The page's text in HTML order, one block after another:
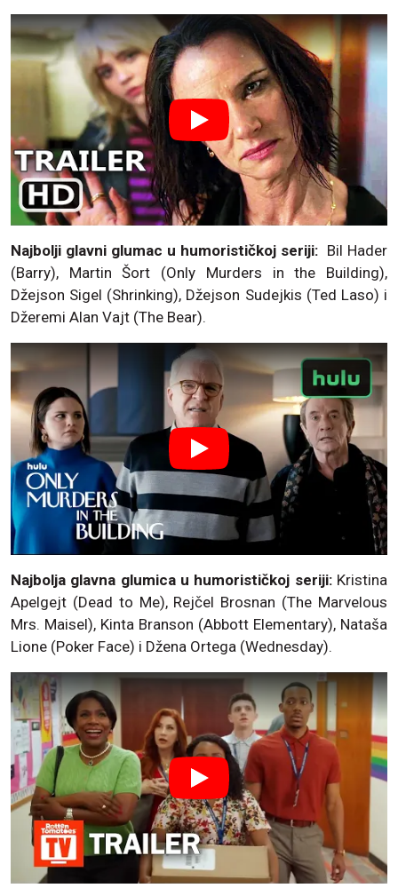
Najbolji glavni glumac u humorističkoj seriji: Bil Hader
(Barry), Martin Šort (Only Murders in the Building),
Džejson Sigel (Shrinking), Džejson Sudejkis (Ted Laso) i
Džeremi Alan Vajt (The Bear).
Najbolja glavna glumica u humorističkoj seriji: Kristina
Apelgejt (Dead to Me), Rejčel Brosnan (The Marvelous
Mrs. Maisel), Kinta Branson (Abbott Elementary), Nataša
Lione (Poker Face) i Džena Ortega (Wednesday).